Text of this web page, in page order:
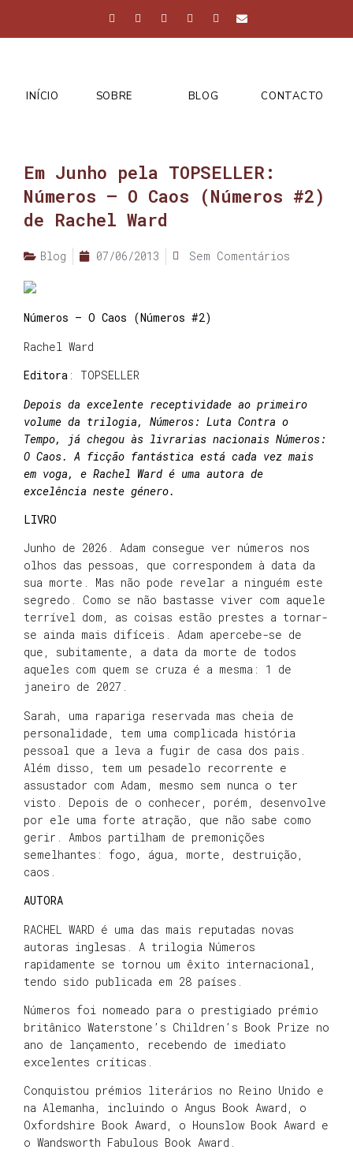
INÍCIO SOBRE BLOG CONTACTO
Em Junho pela TOPSELLER:
Números – O Caos (Números #2)
de Rachel Ward
Blog 07/06/2013 Sem Comentários
Números – O Caos (Números #2)
Rachel Ward
Editora : TOPSELLER
Depois da excelente receptividade ao primeiro
volume da trilogia, Números: Luta Contra o
Tempo, já chegou às livrarias nacionais Números:
O Caos. A ficção fantástica está cada vez mais
em voga, e Rachel Ward é uma autora de
excelência neste género.
LIVRO
Junho de 2026. Adam consegue ver números nos
olhos das pessoas, que correspondem à data da
sua morte. Mas não pode revelar a ninguém este
segredo. Como se não bastasse viver com aquele
terrível dom, as coisas estão prestes a tornar-
se ainda mais difíceis. Adam apercebe-se de
que, subitamente, a data da morte de todos
aqueles com quem se cruza é a mesma: 1 de
janeiro de 2027.
Sarah, uma rapariga reservada mas cheia de
personalidade, tem uma complicada história
pessoal que a leva a fugir de casa dos pais.
Além disso, tem um pesadelo recorrente e
assustador com Adam, mesmo sem nunca o ter
visto. Depois de o conhecer, porém, desenvolve
por ele uma forte atração, que não sabe como
gerir. Ambos partilham de premonições
semelhantes: fogo, água, morte, destruição,
caos.
AUTORA
RACHEL WARD é uma das mais reputadas novas
autoras inglesas. A trilogia Números
rapidamente se tornou um êxito internacional,
tendo sido publicada em 28 países.
Números foi nomeado para o prestigiado prémio
britânico Waterstone’s Children’s Book Prize no
ano de lançamento, recebendo de imediato
excelentes críticas.
Conquistou prémios literários no Reino Unido e
na Alemanha, incluindo o Angus Book Award, o
Oxfordshire Book Award, o Hounslow Book Award e
o Wandsworth Fabulous Book Award.